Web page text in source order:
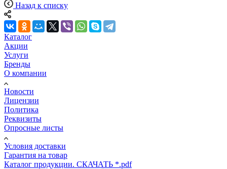
Назад к списку
Каталог
Акции
Услуги
Бренды
О компании
Новости
Лицензии
Политика
Реквизиты
Опросные листы
Условия доставки
Гарантия на товар
Каталог продукции. СКАЧАТЬ *.pdf